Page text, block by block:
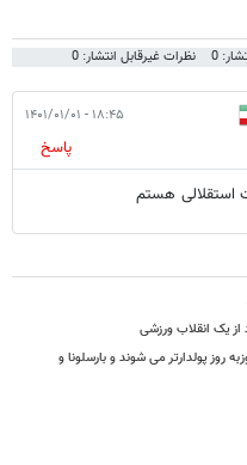
0 نظرات غیرقابل انتشار: 0
۱۸:۴۵ - ۱۴۰۱/۰۱/۰۱
پاسخ
استقلالی هستم
یک انقلاب ورزشی
روز پولدارتر می شوند و بارسلونا و